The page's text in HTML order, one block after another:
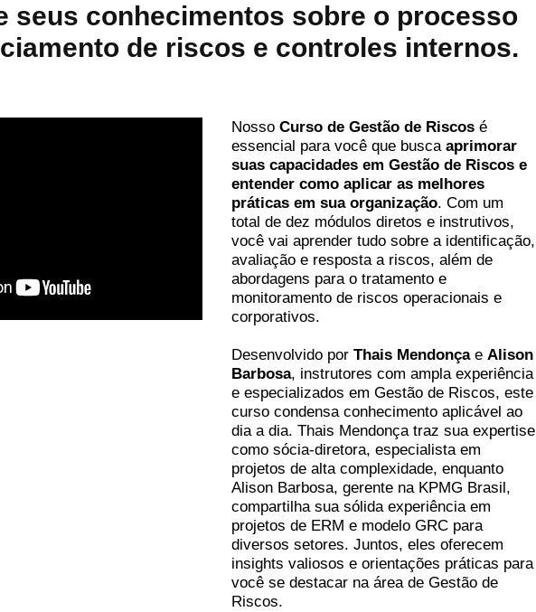
seus conhecimentos sobre o processo
de riscos e controles internos.
Nosso Curso de Gestão de Riscosé
essencial para você que busca aprimorar
suas capacidades em Gestão de Riscos e
entender como aplicar as melhores
práticas em sua organização. Com um
total de dez módulos diretos e instrutivos,
você vai aprender tudo sobre a identificação,
avaliação e resposta a riscos, além de
abordagens para o tratamento e
monitoramento de riscos operacionais e
corporativos.
Desenvolvido por Thais Mendonçae Alison
Barbosa, instrutores com ampla experiência
e especializados em Gestão de Riscos, este
curso condensa conhecimento aplicável ao
dia a dia. Thais Mendonça traz sua expertise
como sócia-diretora, especialista em
projetos de alta complexidade, enquanto
Alison Barbosa, gerente na KPMG Brasil,
compartilha sua sólida experiência em
projetos de ERM e modelo GRC para
diversos setores. Juntos, eles oferecem
insights valiosos e orientações práticas para
você se destacar na área de Gestão de
Riscos.